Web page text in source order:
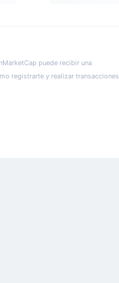
puede recibir una
registrarte y realizar transacciones